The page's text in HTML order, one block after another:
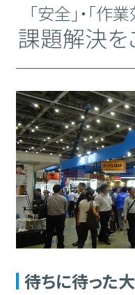
「安全」・「
課題解決を
待ちに待った